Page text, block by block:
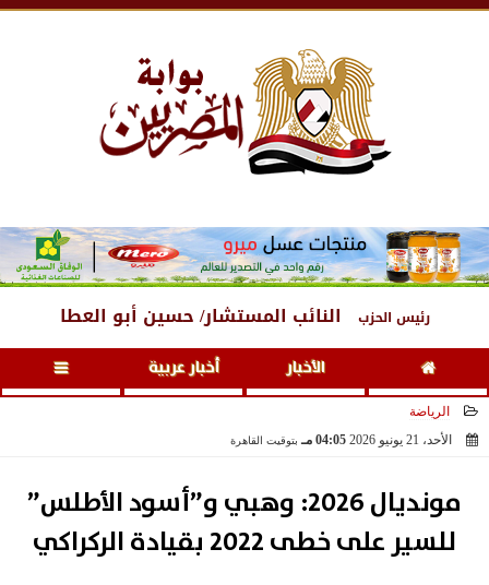
رئيس الحزب النائب المستشار/ حسين أبو العطا
الأخبار أخبار عربية
الرياضة
الأحد، 21 يونيو 2026
04:05 مـ بتوقيت القاهرة
مونديال 2026: وهبي و”أسود الأطلس”
للسير على خطى 2022 بقيادة الركراكي